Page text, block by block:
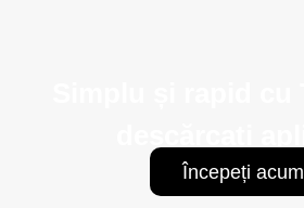
Începeți acum